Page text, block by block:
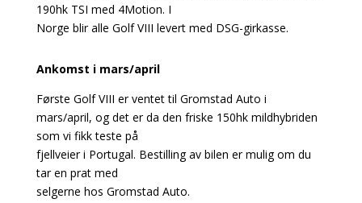
190hk TSI med 4Motion. I
Norge blir alle Golf VIII levert med DSG-girkasse.
Ankomst i mars/april
Første Golf VIII er ventet til Gromstad Auto i
mars/april, og det er da den friske 150hk mildhybriden
som vi fikk teste på
fjellveier i Portugal. Bestilling av bilen er mulig om du
tar en prat med
selgerne hos Gromstad Auto.